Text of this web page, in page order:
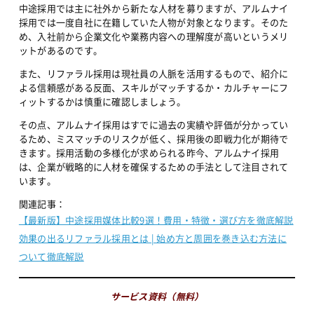
中途採用では主に社外から新たな人材を募りますが、アルムナイ
採用では一度自社に在籍していた人物が対象となります。そのた
め、入社前から企業文化や業務内容への理解度が高いというメリ
ットがあるのです。
また、リファラル採用は現社員の人脈を活用するもので、紹介に
よる信頼感がある反面、スキルがマッチするか・カルチャーにフ
ィットするかは慎重に確認しましょう。
その点、アルムナイ採用はすでに過去の実績や評価が分かってい
るため、ミスマッチのリスクが低く、採用後の即戦力化が期待で
きます。採用活動の多様化が求められる昨今、アルムナイ採用
は、企業が戦略的に人材を確保するための手法として注目されて
います。
関連記事：
【最新版】中途採用媒体比較9選！費用・特徴・選び方を徹底解説
効果の出るリファラル採用とは | 始め方と周囲を巻き込む方法に
ついて徹底解説
サービス資料（無料）